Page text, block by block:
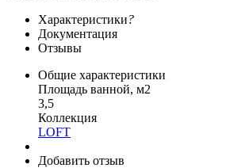
Характеристики?
Документация
Отзывы
Общие характеристики
Площадь ванной, м2
3,5
Коллекция
LOFT
Добавить отзыв